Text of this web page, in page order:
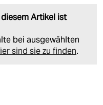
Artikel ist
bei ausgewählten
sind sie zu finden.